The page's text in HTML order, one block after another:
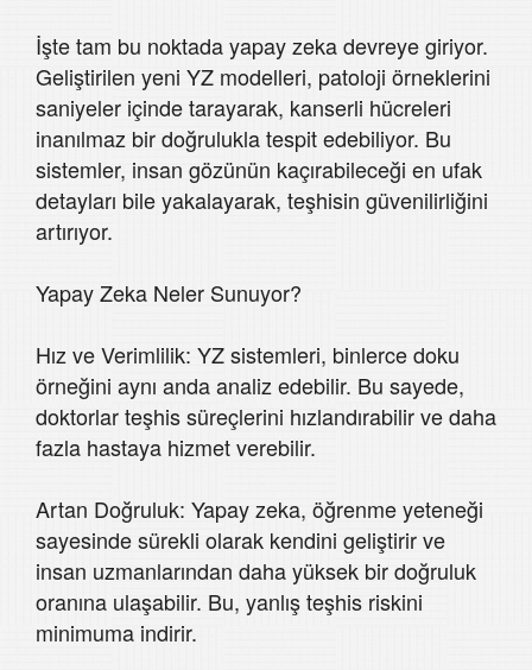
İşte tam bu noktada yapay zeka devreye giriyor.
Geliştirilen yeni YZ modelleri, patoloji örneklerini
saniyeler içinde tarayarak, kanserli hücreleri
inanılmaz bir doğrulukla tespit edebiliyor. Bu
sistemler, insan gözünün kaçırabileceği en ufak
detayları bile yakalayarak, teşhisin güvenilirliğini
artırıyor.
Yapay Zeka Neler Sunuyor?
Hız ve Verimlilik: YZ sistemleri, binlerce doku
örneğini aynı anda analiz edebilir. Bu sayede,
doktorlar teşhis süreçlerini hızlandırabilir ve daha
fazla hastaya hizmet verebilir.
Artan Doğruluk: Yapay zeka, öğrenme yeteneği
sayesinde sürekli olarak kendini geliştirir ve
insan uzmanlarından daha yüksek bir doğruluk
oranına ulaşabilir. Bu, yanlış teşhis riskini
minimuma indirir.